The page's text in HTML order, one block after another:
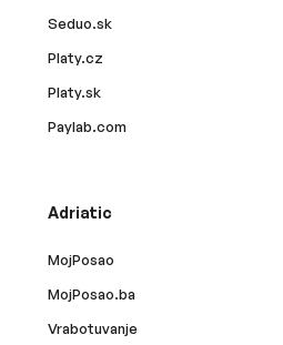
Seduo.sk
Platy.cz
Platy.sk
Paylab.com
Adriatic
MojPosao
MojPosao.ba
Vrabotuvanje